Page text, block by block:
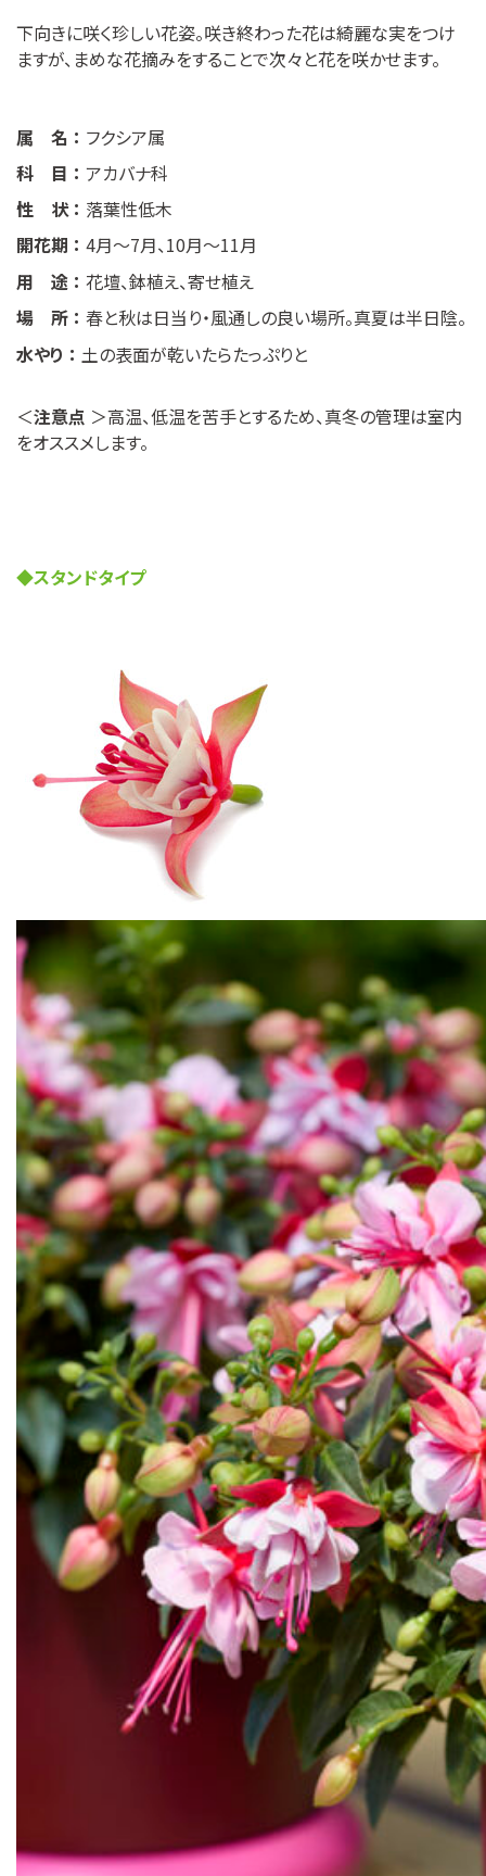
下向きに咲く珍しい花姿。咲き終わった花は綺麗な実をつけ
ますが、まめな花摘みをすることで次々と花を咲かせます。
属 名 ： フクシア属
科 目 ： アカバナ科
性 状 ： 落葉性低木
開花期 ： 4月〜7月、10月〜11月
用 途 ： 花壇、鉢植え、寄せ植え
場 所 ： 春と秋は日当り・風通しの良い場所。真夏は半日陰。
水やり ： 土の表面が乾いたらたっぷりと
＜注意点 ＞高温、低温を苦手とするため、真冬の管理は室内
をオススメします。
◆スタンドタイプ